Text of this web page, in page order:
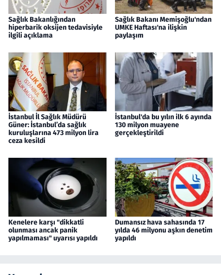
Sağlık Bakanlığından
hiperbarik oksijen tedavisiyle
ilgili açıklama
Sağlık Bakanı Memişoğlu'ndan
UMKE Haftası'na ilişkin
paylaşım
İstanbul İl Sağlık Müdürü
Güner: İstanbul’da sağlık
kuruluşlarına 473 milyon lira
ceza kesildi
İstanbul'da bu yılın ilk 6 ayında
130 milyon muayene
gerçekleştirildi
Kenelere karşı "dikkatli
olunması ancak panik
yapılmaması" uyarısı yapıldı
Dumansız hava sahasında 17
yılda 46 milyonu aşkın denetim
yapıldı